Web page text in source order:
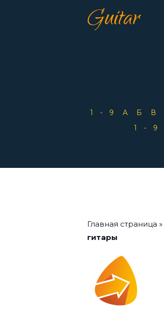
Guitar
1-9 А Б В
1-9
Главная страница »
гитары